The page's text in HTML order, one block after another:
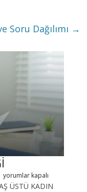
Soru Dağılımı →
yorumlar kapalı
ÜSTÜ KADIN